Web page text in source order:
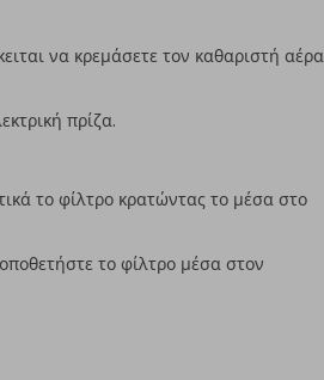
να κρεμάσετε τον καθαριστή αέρα
πρίζα.
το φίλτρο κρατώντας το μέσα στο
το φίλτρο μέσα στον